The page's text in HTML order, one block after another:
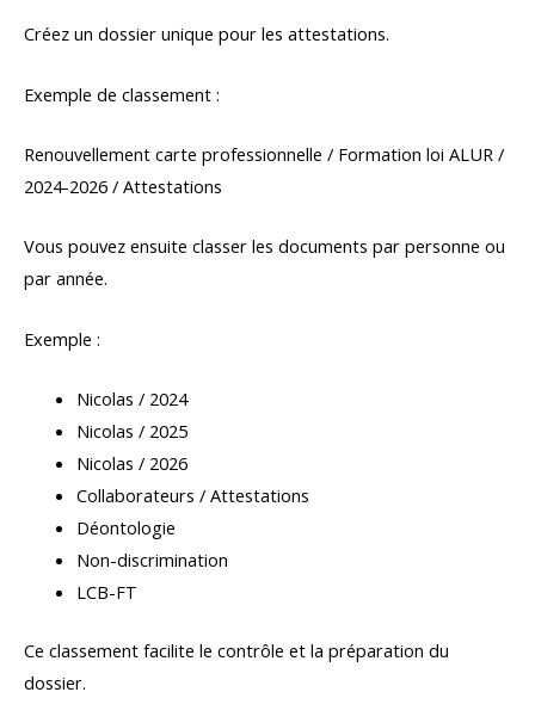
Créez un dossier unique pour les attestations.
Exemple de classement :
Renouvellement carte professionnelle / Formation loi ALUR /
2024-2026 / Attestations
Vous pouvez ensuite classer les documents par personne ou
par année.
Exemple :
Nicolas / 2024
Nicolas / 2025
Nicolas / 2026
Collaborateurs / Attestations
Déontologie
Non-discrimination
LCB-FT
Ce classement facilite le contrôle et la préparation du
dossier.